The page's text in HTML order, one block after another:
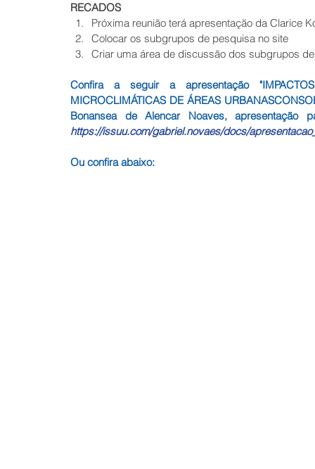
RECADOS
Próxima reunião terá apresentação da Clarice
Colocar os subgrupos de pesquisa no site
Criar uma área de discussão dos subgrupos
Confira a seguir a apresentação
MICROCLIMÁTICAS DE ÁREAS
https://issuu.com/gabriel.novaes/docs/
Ou confira abaixo: